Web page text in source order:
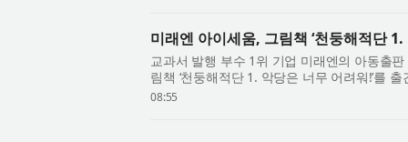
미래엔 아이세움, 그림책 ‘천둥해적단
교과서 발행 부수 1위 기업 미래엔의 아동출
림책 ‘천둥해적단 1. 악당은 너무 어려워!’를 출
빙수’, ‘노을 수프’, ‘낭만 찐빵’ 등 사랑...
08:55